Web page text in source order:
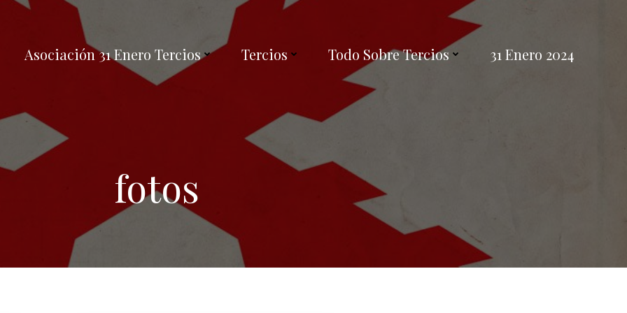
Asociación 31 Enero Tercios Tercios Todo Sobre Tercios 31 Enero 2024
fotos